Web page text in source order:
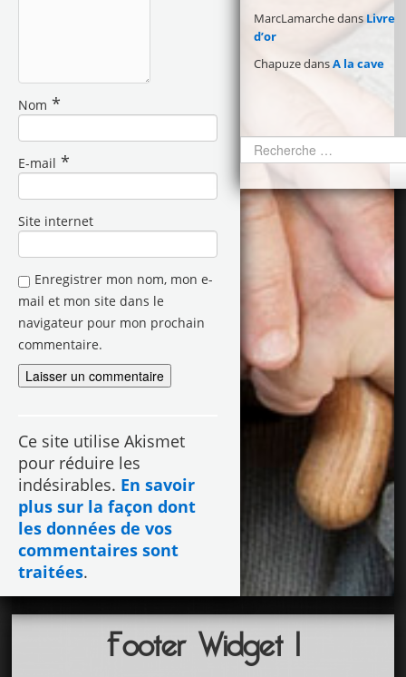
Nom *
E-mail *
Site internet
Enregistrer mon nom, mon e-
mail et mon site dans le
navigateur pour mon prochain
commentaire.
Ce site utilise Akismet
pour réduire les
indésirables. En savoir
plus sur la façon dont
les données de vos
commentaires sont
traitées.
MarcLamarchedans Livre
d’or
ChapuzedansA la cave
Footer Widget 1